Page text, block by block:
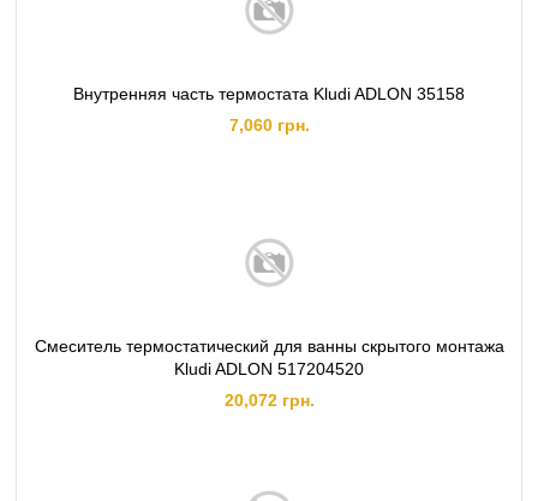
Внутренняя часть термостата Kludi ADLON 35158
7,060 грн.
Смеситель термостатический для ванны скрытого монтажа
Kludi ADLON 517204520
20,072 грн.